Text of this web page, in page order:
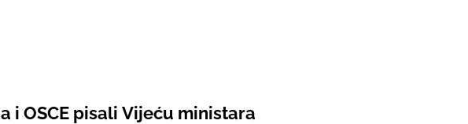
i OSCE pisali Vijeću ministara